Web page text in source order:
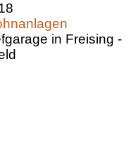
in Freising -